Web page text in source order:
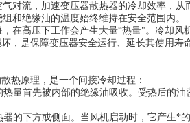
对流，加速变压器散热器的冷却效率，从
和绝缘油的温度始终维持在安全范围内。
高压下工作会产生大量“热量"。冷却风
，是保障变压器安全运行、延长其使用寿
原理，是一个间接冷却过程：
热量首先被内部的绝缘油吸收。受热后的
器的下方或侧面。当风机启动时，它产生*